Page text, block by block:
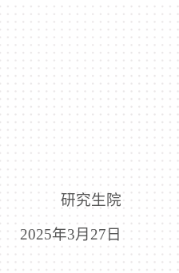
研究生院
2025年3月27日